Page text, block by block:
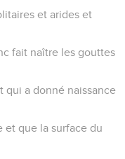
et arides et
fait naître les gouttes
qui a donné naissance
et que la surface du